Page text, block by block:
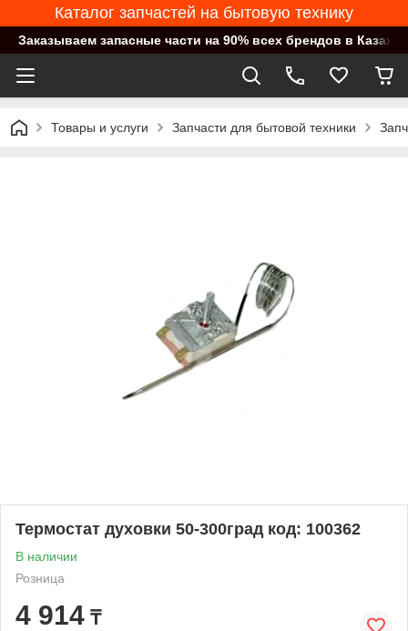
Каталог запчастей на бытовую технику
Заказываем запасные части на 90% всех брендов в
Товары и услуги Запчасти для бытовой техники
Термостат духовки 50-300град код: 100362
В наличии
Розница
4 914 ₸